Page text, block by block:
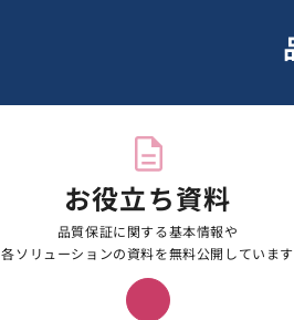
お役立ち資料
品質保証に関する基本情報や
各ソリューションの資料を無料公開しています